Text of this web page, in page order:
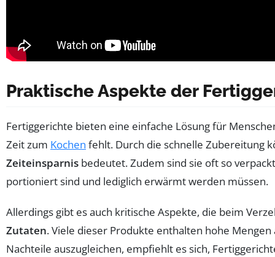
Praktische Aspekte der
Fertiggerichte bieten eine einfache Lösung für
Zeit zum Kochen fehlt. Durch die schnelle Zubereitung
Zeiteinsparnis bedeutet. Zudem sind sie oft so
portioniert sind und lediglich erwärmt werden müssen.
Allerdings gibt es auch kritische Aspekte, die beim
Zutaten. Viele dieser Produkte enthalten hohe
Nachteile auszugleichen, empfiehlt es sich,